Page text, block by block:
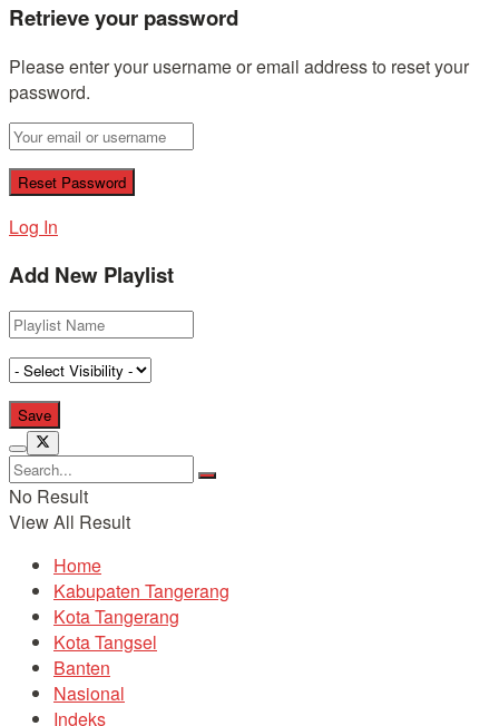
Retrieve your password
Please enter your username or email address to reset your
password.
Log In
Add New Playlist
No Result
View All Result
Home
Kabupaten Tangerang
Kota Tangerang
Kota Tangsel
Banten
Nasional
Indeks